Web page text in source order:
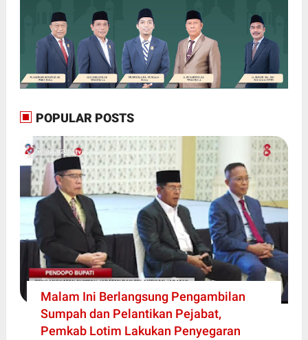
POPULAR POSTS
Malam Ini Berlangsung Pengambilan
Sumpah dan Pelantikan Pejabat,
Pemkab Lotim Lakukan Penyegaran